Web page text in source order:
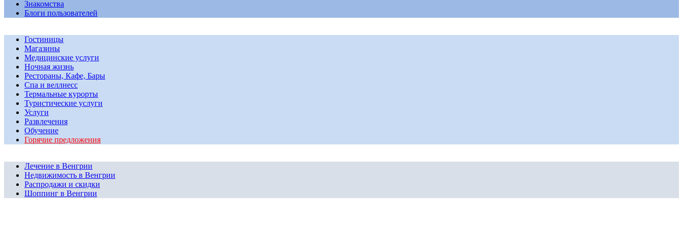
Знакомства
Блоги пользователей
Гостиницы
Магазины
Медицинские услуги
Ночная жизнь
Рестораны, Кафе, Бары
Спа и веллнесс
Термальные курорты
Туристические услуги
Услуги
Развлечения
Обучение
Горячие предложения
Лечение в Венгрии
Недвижимость в Венгрии
Распродажи и скидки
Шоппинг в Венгрии